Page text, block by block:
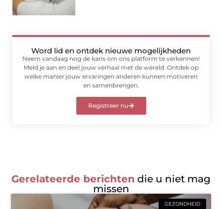
Word lid en ontdek nieuwe mogelijkheden
Neem vandaag nog de kans om ons platform te verkennen!
Meld je aan en deel jouw verhaal met de wereld. Ontdek op
welke manier jouw ervaringen anderen kunnen motiveren
en samenbrengen.
Registreer nu
Gerelateerde berichten die u niet mag
missen
GEZONDHEID